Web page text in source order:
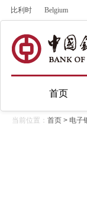
比利时 Belgium
首页
当前位置： 首页 > 电子